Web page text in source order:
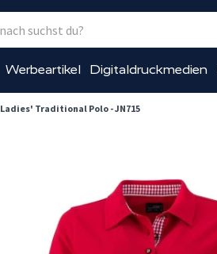
Werbeartikel Digitaldruckmedien
Ladies' Traditional Polo - JN715